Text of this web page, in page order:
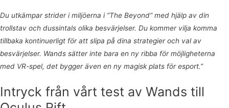
Du utkämpar strider i miljöerna i ”The Beyond” med hjälp av din
trollstav och dussintals olika besvärjelser. Du kommer vilja komma
tillbaka kontinuerligt för att slipa på dina strategier och val av
besvärjelser. Wands sätter inte bara en ny ribba för möjligheterna
med VR-spel, det bygger även en ny magisk plats för esport.”
Intryck från vårt test av Wands till